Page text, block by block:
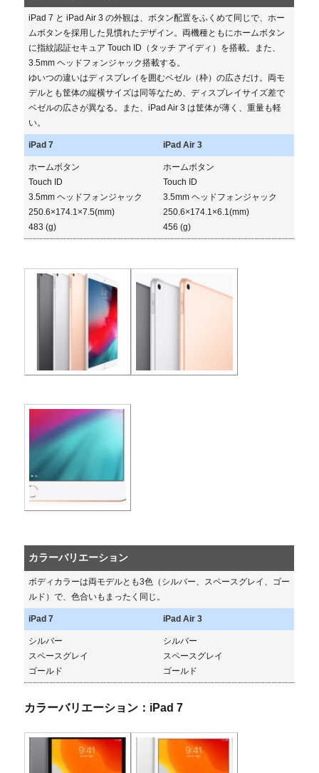
iPad 7 と iPad Air 3 の外観は、ボタン配置をふくめて同じで、ホー
ムボタンを採用した見慣れたデザイン。両機種ともにホームボタン
に指紋認証セキュア Touch ID（タッチ アイディ）を搭載。また、
3.5mm ヘッドフォンジャック搭載する。
ゆいつの違いはディスプレイを囲むベゼル（枠）の広さだけ。両モ
デルとも筐体の縦横サイズは同等なため、ディスプレイサイズ差で
ベゼルの広さが異なる。また、iPad Air 3 は筐体が薄く、重量も軽
い。
iPad 7 iPad Air 3
ホームボタン
Touch ID
3.5mm ヘッドフォンジャック
250.6×174.1×7.5(mm)
483 (g)
ホームボタン
Touch ID
3.5mm ヘッドフォンジャック
250.6×174.1×6.1(mm)
456 (g)
カラーバリエーション
ボディカラーは両モデルとも3色（シルバー、スペースグレイ、ゴー
ルド）で、色合いもまったく同じ。
iPad 7 iPad Air 3
シルバー
スペースグレイ
ゴールド
シルバー
スペースグレイ
ゴールド
カラーバリエーション：iPad 7